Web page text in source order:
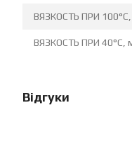
ВЯЗКОСТЬ ПРИ
ВЯЗКОСТЬ ПРИ 40°C,
Відгуки